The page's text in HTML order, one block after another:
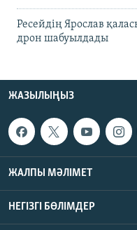
Ресейдің Ярослав
дрон шабуылдады
ЖАЗЫЛЫҢЫЗ
ЖАЛПЫ МӘЛІМЕТ
НЕГІЗГІ БӨЛІМДЕР